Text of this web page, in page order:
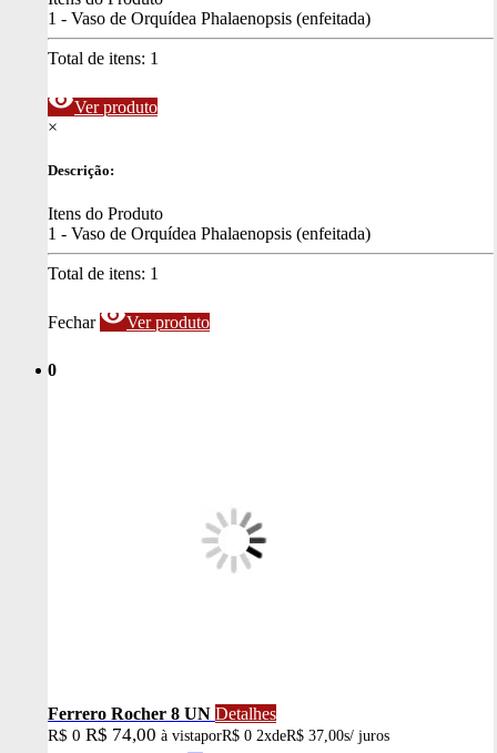
1 - Vaso de Orquídea Phalaenopsis (enfeitada)
Total de itens: 1
visibilityVer produto
×
Descrição:
Itens do Produto
1 - Vaso de Orquídea Phalaenopsis (enfeitada)
Total de itens: 1
Fechar visibilityVer produto
0
Ferrero Rocher 8 UN Detalhes
R$ 0 R$ 74,00 à vistaporR$ 0 2xdeR$ 37,00s/ juros